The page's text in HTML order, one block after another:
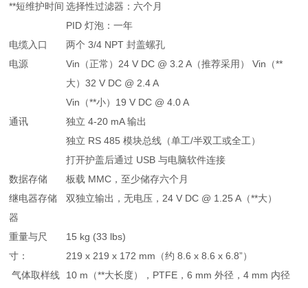
**短维护时间 选择性过滤器：六个月
PID 灯泡：一年
电缆入口
两个 3/4 NPT 封盖螺孔
电源
Vin（正常）24 V DC @ 3.2 A（推荐采用） Vin（**
大）32 V DC @ 2.4 A
Vin（**小）19 V DC @ 4.0 A
通讯
独立 4-20 mA 输出
独立 RS 485 模块总线（单工/半双工或全工）
打开护盖后通过 USB 与电脑软件连接
数据存储
板载 MMC，至少储存六个月
继电器存储
器
双独立输出，无电压，24 V DC @ 1.25 A（**大）
重量与尺
寸：
15 kg (33 lbs)
219 x 219 x 172 mm（约 8.6 x 8.6 x 6.8”）
气体取样线
10 m（**大长度），PTFE，6 mm 外径，4 mm 内径